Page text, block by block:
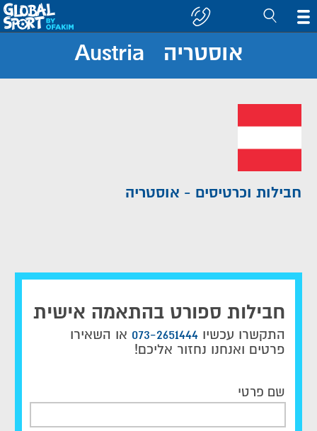
קבוצה/יעד
אוסטריה Austria
חבילות וכרטיסים - אוסטריה
חבילות ספורט בהתאמה אישית
התקשרו עכשיו 073-2651444 או השאירו
פרטים ואנחנו נחזור אליכם!
שם פרטי